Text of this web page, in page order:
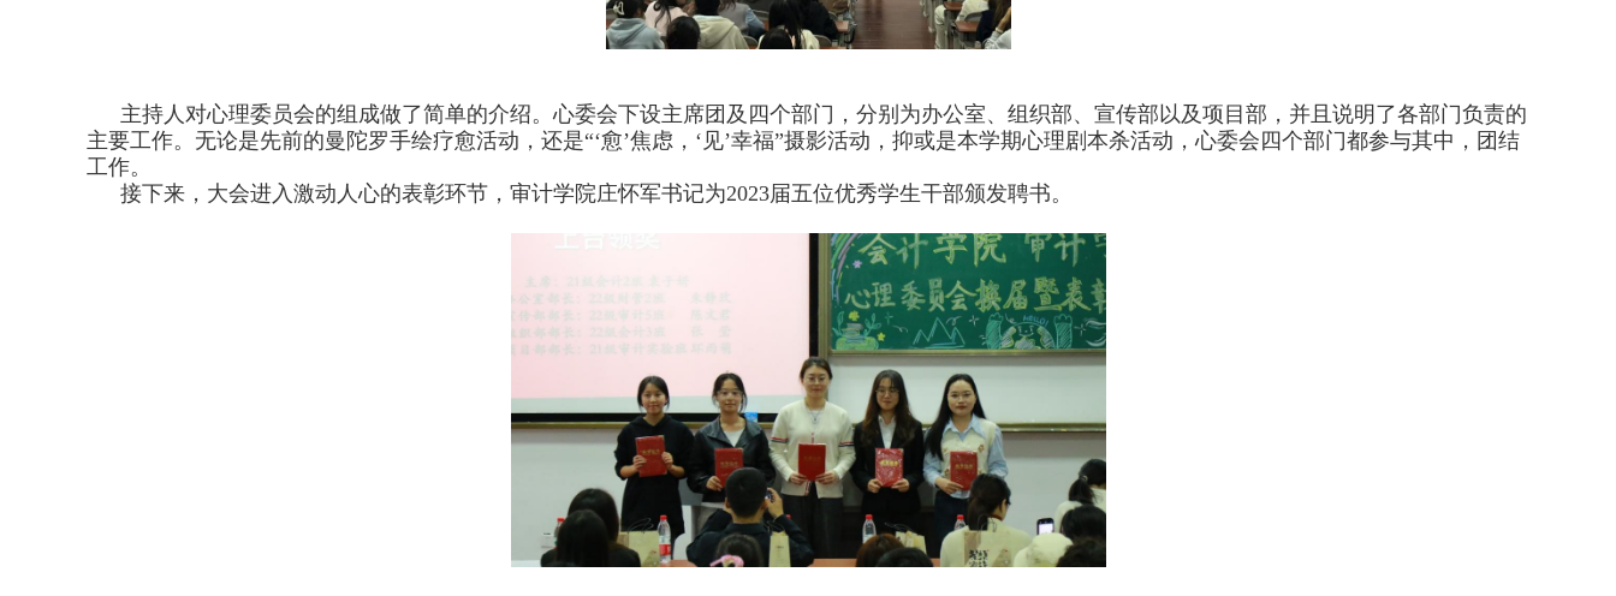
主持人对心理委员会的组成做了简单的介绍。心委会下设主席团及四个部门，分别为办公室、组织部、宣传部以及项目部，并且说明了各部门负责的
主要工作。无论是先前的曼陀罗手绘疗愈活动，还是“‘愈’焦虑，‘见’幸福”摄影活动，抑或是本学期心理剧本杀活动，心委会四个部门都参与其中，团结
工作。
接下来，大会进入激动人心的表彰环节，审计学院庄怀军书记为2023届五位优秀学生干部颁发聘书。